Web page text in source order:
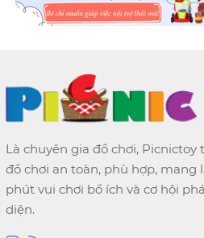
Là chuyên gia đồ chơi, Picnictoy
đồ chơi an toàn, phù hợp, mang
phút vui chơi bổ ích và cơ hội
diện.